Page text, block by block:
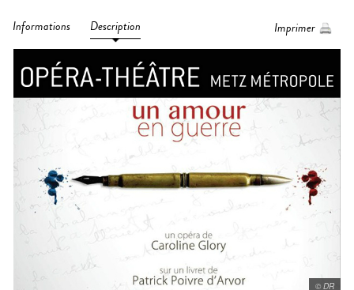
Informations Description Imprimer
© DR